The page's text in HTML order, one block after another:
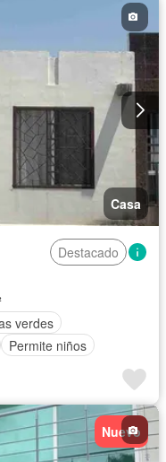
Casa
Destacado
verdes
Permite niños
Nuevo